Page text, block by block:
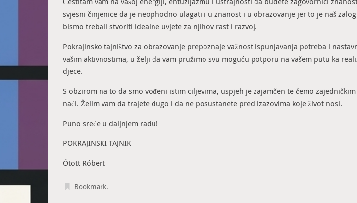
svjesni činjenice da je neophodno ulagati i u znanost i u obrazovanje jer to je naš
bismo trebali stvoriti idealne uvjete za njihov rast i razvoj.
Pokrajinsko tajništvo za obrazovanje prepoznaje važnost ispunjavanja potreba i
vašim aktivnostima, u želji da vam pružimo svu moguću potporu na vašem putu ka
djece.
S obzirom na to da smo vođeni istim ciljevima, uspjeh je zajamčen te ćemo
naći. Želim vam da trajete dugo i da ne posustanete pred izazovima koje život nosi.
Puno sreće u daljnjem radu!
POKRAJINSKI TAJNIK
Ótott Róbert
Bookmark.